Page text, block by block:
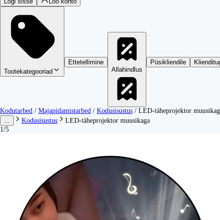
Tootekategooriad
Ettetellimine
Allahindlus
Püsikliendile
Kodutarbed / Majapidamistarbed / Kodusisustus / LED-täheprojektor
...
Kodusisustus
LED-täheprojektor muusikaga
1/5